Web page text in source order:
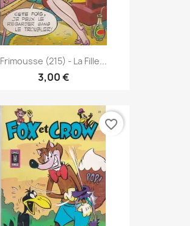
Frimousse (215) - La Fille...
3,00 €
favorite_border